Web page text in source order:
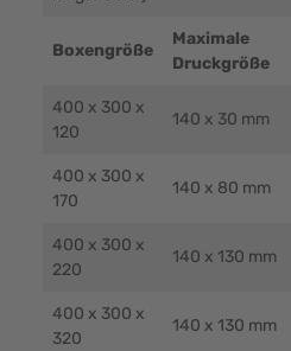
Boxengröße
Maximale
Druckgröße
400 x 300 x
120
140 x 30 mm
400 x 300 x
170
140 x 80 mm
400 x 300 x
220
140 x 130 mm
400 x 300 x
320
140 x 130 mm